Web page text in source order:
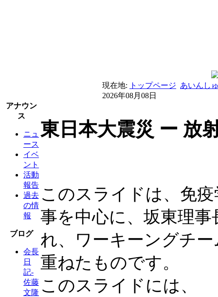
現在地: トップページ あいんし
2026年08月08日
アナウン
ス
ニュ
ース
イベ
ント
活動
報告
過去
の情
報
ブログ
会長
日
記-
佐藤
文隆
東日本大震災 ー 放
このスライドは、免
事を中心に、坂東理
れ、ワーキーングチ
重ねたものです。
このスライドには、